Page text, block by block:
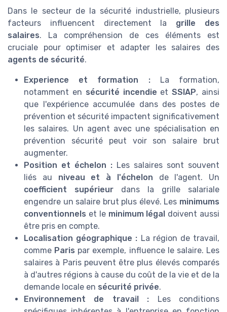
Dans le secteur de la sécurité industrielle, plusieurs
facteurs influencent directement la grille des
salaires. La compréhension de ces éléments est
cruciale pour optimiser et adapter les salaires des
agents de sécurité.
Experience et formation :La formation,
notamment en sécurité incendie etSSIAP, ainsi
que l'expérience accumulée dans des postes de
prévention et sécurité impactent significativement
les salaires. Un agent avec une spécialisation en
prévention sécurité peut voir son salaire brut
augmenter.
Position et échelon : Les salaires sont souvent
liés au niveau et à l'échelon de l'agent. Un
coefficient supérieur dans la grille salariale
engendre un salaire brut plus élevé. Les minimums
conventionnels et le minimum légal doivent aussi
être pris en compte.
Localisation géographique : La région de travail,
comme Paris par exemple, influence le salaire. Les
salaires à Paris peuvent être plus élevés comparés
à d'autres régions à cause du coût de la vie et de la
demande locale en sécurité privée.
Environnement de travail : Les conditions